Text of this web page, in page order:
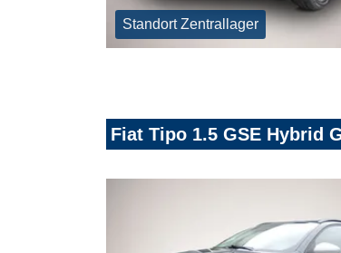
Standort Zentrallager
Fiat Tipo 1.5 GSE Hybrid